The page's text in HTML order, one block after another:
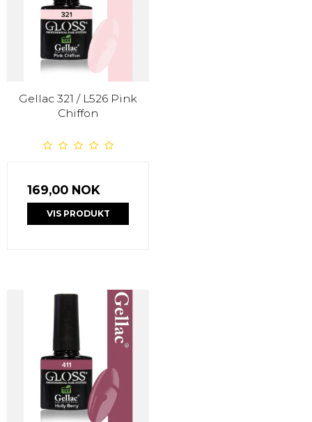
Gellac 321 / L526 Pink
Chiffon
169,00 NOK
VIS PRODUKT